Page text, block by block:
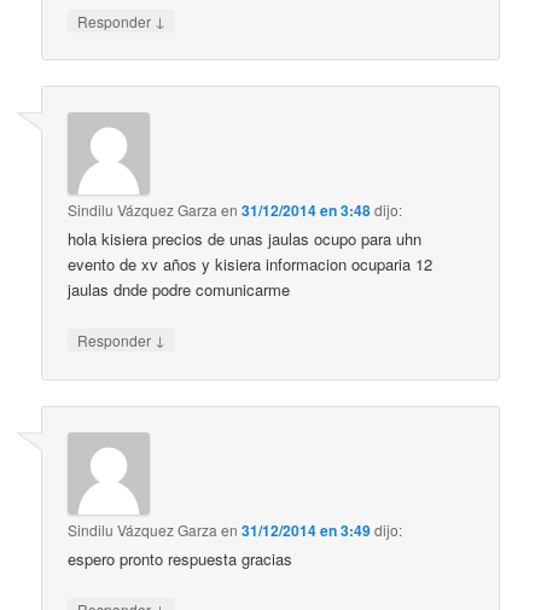
Responder ↓
Sindilu Vázquez Garza en31/12/2014 en 3:48dijo:
hola kisiera precios de unas jaulas ocupo para uhn
evento de xv años y kisiera informacion ocuparia 12
jaulas dnde podre comunicarme
Responder ↓
Sindilu Vázquez Garza en31/12/2014 en 3:49dijo:
espero pronto respuesta gracias